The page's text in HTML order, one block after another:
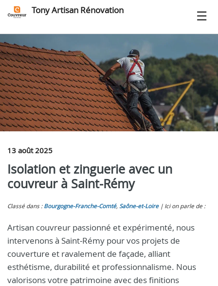
Tony Artisan Rénovation
13 août 2025
Isolation et zinguerie avec un
couvreur à Saint‑Rémy
Classé dans : Bourgogne-Franche-Comté, Saône-et-Loire Ici on parle de :
Artisan couvreur passionné et expérimenté, nous
intervenons à Saint‑Rémy pour vos projets de
couverture et ravalement de façade, alliant
esthétisme, durabilité et professionnalisme. Nous
valorisons votre patrimoine avec des finitions